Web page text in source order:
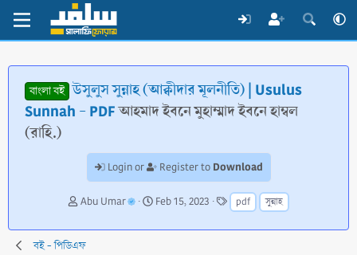
বাংলা বই উসুলুস সুন্নাহ (আক্বীদার মূলনীতি) | Usulus
Sunnah - PDFআহমাদ ইবনে মুহাম্মাদ ইবনে হাম্বল
(রাহি.)
Login or Register to Download
T
r
e
Abu Umar
S
a
Feb 15, 2023
T
a
g
pdf সুন্নাহ
বই - পিডিএফ